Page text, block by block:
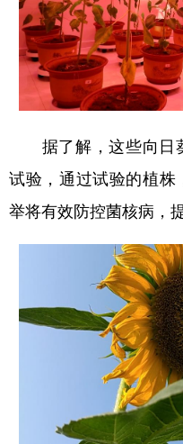
辽宁 吉林
浙江 安徽
山东 河南
四川 贵州
多语种频道
Español
Русский язык
Deutsch Português
据了解，这些向日
试验，通过试验的植
举将有效防控菌核病，